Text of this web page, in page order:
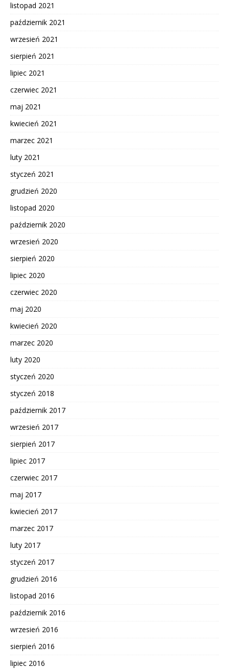
listopad 2021
październik 2021
wrzesień 2021
sierpień 2021
lipiec 2021
czerwiec 2021
maj 2021
kwiecień 2021
marzec 2021
luty 2021
styczeń 2021
grudzień 2020
listopad 2020
październik 2020
wrzesień 2020
sierpień 2020
lipiec 2020
czerwiec 2020
maj 2020
kwiecień 2020
marzec 2020
luty 2020
styczeń 2020
styczeń 2018
październik 2017
wrzesień 2017
sierpień 2017
lipiec 2017
czerwiec 2017
maj 2017
kwiecień 2017
marzec 2017
luty 2017
styczeń 2017
grudzień 2016
listopad 2016
październik 2016
wrzesień 2016
sierpień 2016
lipiec 2016